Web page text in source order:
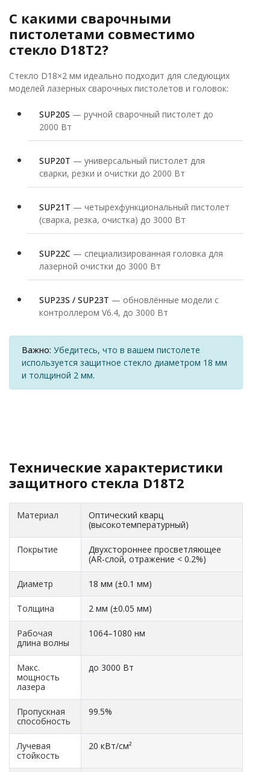
С какими сварочными
пистолетами совместимо
стекло D18T2?
Стекло D18×2 мм идеально подходит для следующих
моделей лазерных сварочных пистолетов и головок:
SUP20S — ручной сварочный пистолет до
2000 Вт
SUP20T — универсальный пистолет для
сварки, резки и очистки до 2000 Вт
SUP21T — четырехфункциональный пистолет
(сварка, резка, очистка) до 3000 Вт
SUP22C — специализированная головка для
лазерной очистки до 3000 Вт
SUP23S / SUP23T — обновлённые модели с
контроллером V6.4, до 3000 Вт
Важно: Убедитесь, что в вашем пистолете
используется защитное стекло диаметром 18 мм
и толщиной 2 мм.
Технические характеристики
защитного стекла D18T2
Материал
Оптический кварц
(высокотемпературный)
Покрытие
Двухстороннее просветляющее
(AR-слой, отражение < 0.2%)
Диаметр 18 мм (±0.1 мм)
Толщина 2 мм (±0.05 мм)
Рабочая
длина волны
1064–1080 нм
Макс.
мощность
лазера
до 3000 Вт
Пропускная
способность
99.5%
Лучевая
стойкость
20 кВт/см²